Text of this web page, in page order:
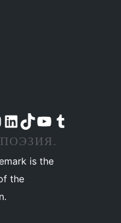
на Facebook
наш Instagram
Посетите нашу страницу в LinkedIn
Посетите нашу учётную запись в TikTok
Посетите наш канал YouTube
Посетите нашу учётную запись в Tumblr
is the
the